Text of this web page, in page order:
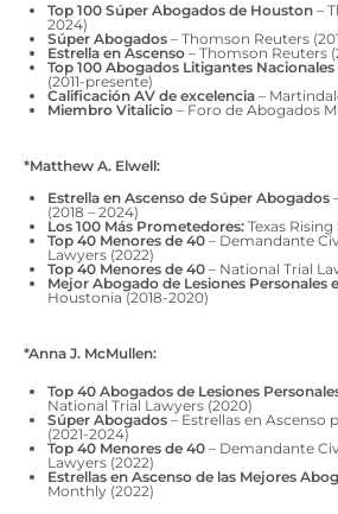
Top 100 Súper Abogados de Houston –
2024)
Súper Abogados – Thomson Reuters
Estrella en Ascenso – Thomson Reuters
Top 100 Abogados Litigantes Nacionales
(2011-presente)
Calificación AV de excelencia –
Miembro Vitalicio – Foro de Abogados
*Matthew A. Elwell:
Estrella en Ascenso de Súper Abogados
(2018 – 2024)
Los 100 Más Prometedores: Texas Rising
Top 40 Menores de 40 – Demandante
Lawyers (2022)
Top 40 Menores de 40 – National Trial
Mejor Abogado de Lesiones Personales
Houstonia (2018-2020)
*Anna J. McMullen:
Top 40 Abogados de Lesiones
National Trial Lawyers (2020)
Súper Abogados – Estrellas en Ascenso
(2021-2024)
Top 40 Menores de 40 – Demandante
Lawyers (2022)
Estrellas en Ascenso de las Mejores
Monthly (2022)